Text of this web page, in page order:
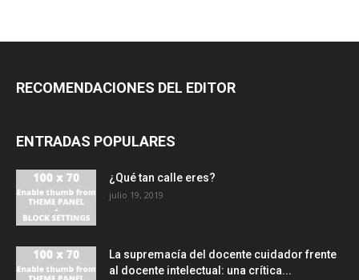
RECOMENDACIONES DEL EDITOR
ENTRADAS POPULARES
¿Qué tan calle eres?
julio 19, 2019
La supremacía del docente cuidador frente
al docente intelectual: una crítica...